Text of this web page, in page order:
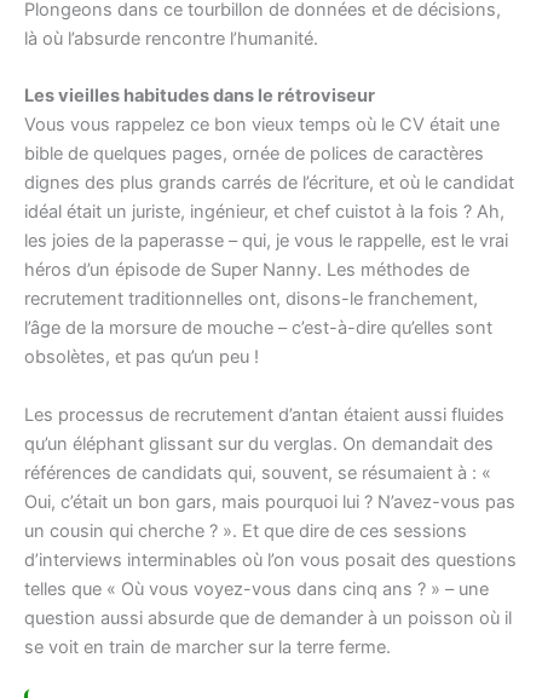
Plongeons dans ce tourbillon de données et de décisions,
là où l’absurde rencontre l’humanité.
Les vieilles habitudes dans le rétroviseur
Vous vous rappelez ce bon vieux temps où le CV était une
bible de quelques pages, ornée de polices de caractères
dignes des plus grands carrés de l’écriture, et où le candidat
idéal était un juriste, ingénieur, et chef cuistot à la fois ? Ah,
les joies de la paperasse – qui, je vous le rappelle, est le vrai
héros d’un épisode de Super Nanny. Les méthodes de
recrutement traditionnelles ont, disons-le franchement,
l’âge de la morsure de mouche – c’est-à-dire qu’elles sont
obsolètes, et pas qu’un peu !
Les processus de recrutement d’antan étaient aussi fluides
qu’un éléphant glissant sur du verglas. On demandait des
références de candidats qui, souvent, se résumaient à : «
Oui, c’était un bon gars, mais pourquoi lui ? N’avez-vous pas
un cousin qui cherche ? ». Et que dire de ces sessions
d’interviews interminables où l’on vous posait des questions
telles que « Où vous voyez-vous dans cinq ans ? » – une
question aussi absurde que de demander à un poisson où il
se voit en train de marcher sur la terre ferme.